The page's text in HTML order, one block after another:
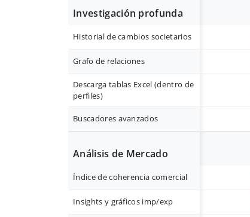
Investigación profunda
Historial de cambios societarios
Grafo de relaciones
Descarga tablas Excel (dentro de
perfiles)
Buscadores avanzados
Análisis de Mercado
Índice de coherencia comercial
Insights y gráficos imp/exp